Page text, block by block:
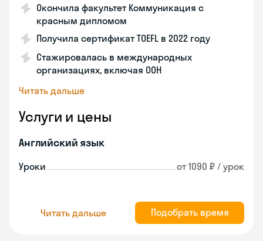
Окончила факультет Коммуникация с
красным дипломом
Получила сертификат TOEFL в 2022 году
Стажировалась в международных
организациях, включая ООН
Читать дальше
Услуги и цены
Английский язык
Уроки от 1090 ₽ / урок
Читать дальше Подобрать время